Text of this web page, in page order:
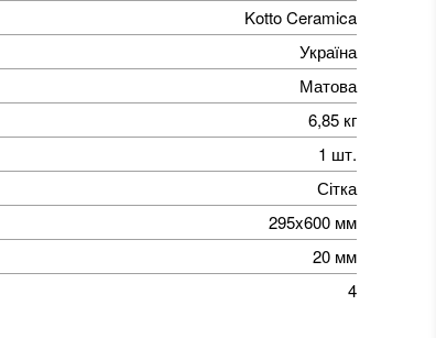
Kotto Ceramica
Україна
Матова
6,85 кг
1 шт.
Сітка
295x600 мм
20 мм
4